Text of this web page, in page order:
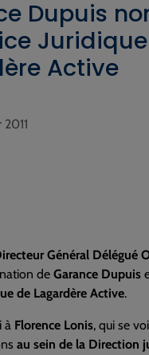
Dupuis
Active
Général Délégué
de Garance Dupuis
de Lagardère Active.
à Florence Lonis, qui se
au sein de la Direction